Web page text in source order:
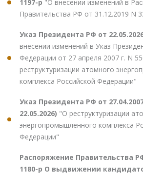
1197-р "О внесении изменений в
Правительства РФ от 31.12.2019 N
Указ Президента РФ от
внесении изменений в Указ
Федерации от 27 апреля 2007 г. N
реструктуризации атомного
комплекса Российской Федерации"
Указ Президента РФ от
22.05.2026) "О реструктуризации
энергопромышленного комплекса
Федерации"
Распоряжение Правительства
1180-р О выдвижении